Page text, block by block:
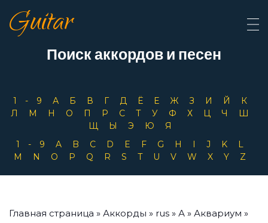
Guitar
Поиск аккордов и песен
1-9 А Б В Г Д Ё Е Ж З И Й
К
Л
М Н О П Р С Т У Ф Х Ц Ч
Ш
Щ
Ы Э Ю
Я
1-9
A B C D E F G H I J K
L
M
N O P Q R S T U V W X Y Z
Главная страница » Аккорды » rus » А » Аквариум »